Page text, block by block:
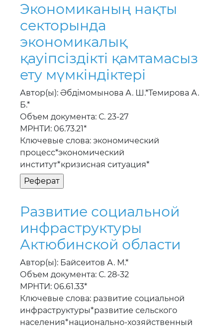
Экономиканың нақты
секторында
экономикалық
қауiпсiздiктi қамтамасыз
ету мүмкiндiктерi
Автор(ы): Әбдiмомынова А. Ш.*Темирова А.
Б.*
Объем документа: С. 23-27
МРНТИ: 06.73.21*
Ключевые слова: экономический
процесс*экономический
институт*кризисная ситуация*
Развитие социальной
инфраструктуры
Актюбинской области
Автор(ы): Байсеитов А. М.*
Объем документа: С. 28-32
МРНТИ: 06.61.33*
Ключевые слова: развитие социальной
инфраструктуры*развитие сельского
населения*национально-хозяйственный